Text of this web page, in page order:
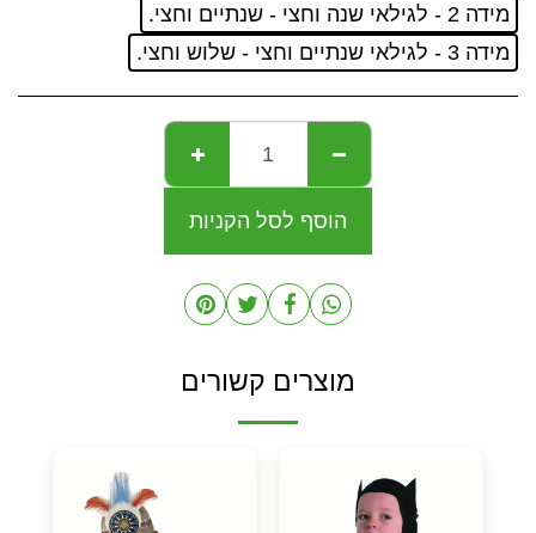
מידה 2 - לגילאי שנה וחצי - שנתיים וחצי.
מידה 3 - לגילאי שנתיים וחצי - שלוש וחצי.
הוסף לסל הקניות
מוצרים קשורים